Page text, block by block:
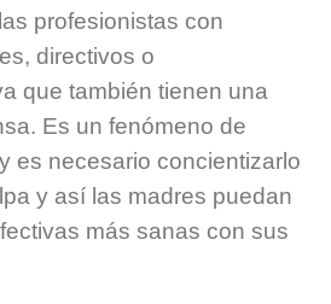
profesionistas con
directivos o
que también tienen una
Es un fenómeno de
es necesario concientizarlo
y así las madres puedan
más sanas con sus